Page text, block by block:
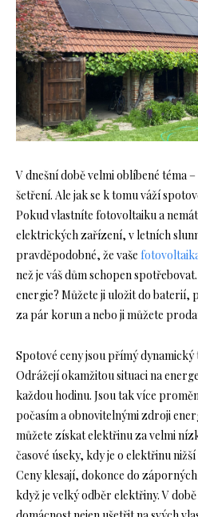
V dnešní době velmi oblíbené téma –
šetření. Ale jak se k tomu váží
Pokud vlastníte fotovoltaiku a
elektrických zařízení, v letních
pravděpodobné, že vaše
než je váš dům schopen
energie? Můžete ji uložit do baterií,
za pár korun a nebo ji můžete
Spotové ceny jsou přímý
Odrážejí okamžitou situaci na
každou hodinu. Jsou tak více
počasím a obnovitelnými zdroji
můžete získat elektřinu za velmi
časové úseky, kdy je o elektřinu
Ceny klesají, dokonce do
když je velký odběr elektřiny. V